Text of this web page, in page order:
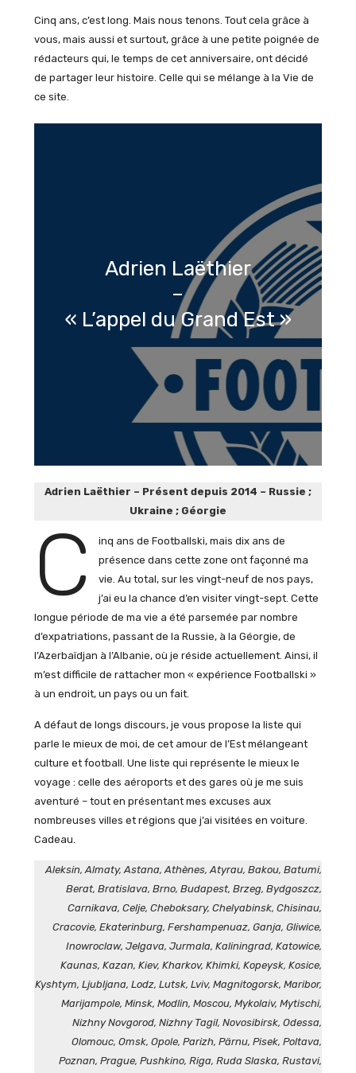
Cinq ans, c’est long. Mais nous tenons. Tout cela grâce à
vous, mais aussi et surtout, grâce à une petite poignée de
rédacteurs qui, le temps de cet anniversaire, ont décidé
de partager leur histoire. Celle qui se mélange à la Vie de
ce site.
Adrien Laëthier
–
« L’appel du Grand Est »
Adrien Laëthier – Présent depuis 2014 – Russie ;
Ukraine ; Géorgie
C
inq ans de Footballski, mais dix ans de
présence dans cette zone ont façonné ma
vie. Au total, sur les vingt-neuf de nos pays,
j’ai eu la chance d’en visiter vingt-sept. Cette
longue période de ma vie a été parsemée par nombre
d’expatriations, passant de la Russie, à la Géorgie, de
l’Azerbaïdjan à l’Albanie, où je réside actuellement. Ainsi, il
m’est difficile de rattacher mon « expérience Footballski »
à un endroit, un pays ou un fait.
A défaut de longs discours, je vous propose la liste qui
parle le mieux de moi, de cet amour de l’Est mélangeant
culture et football. Une liste qui représente le mieux le
voyage : celle des aéroports et des gares où je me suis
aventuré – tout en présentant mes excuses aux
nombreuses villes et régions que j’ai visitées en voiture.
Cadeau.
Aleksin, Almaty, Astana, Athènes, Atyrau, Bakou, Batumi,
Berat, Bratislava, Brno, Budapest, Brzeg, Bydgoszcz,
Carnikava, Celje, Cheboksary, Chelyabinsk, Chisinau,
Cracovie, Ekaterinburg, Fershampenuaz, Ganja, Gliwice,
Inowroclaw, Jelgava, Jurmala, Kaliningrad, Katowice,
Kaunas, Kazan, Kiev, Kharkov, Khimki, Kopeysk, Kosice,
Kyshtym, Ljubljana, Lodz, Lutsk, Lviv, Magnitogorsk, Maribor,
Marijampole, Minsk, Modlin, Moscou, Mykolaiv, Mytischi,
Nizhny Novgorod, Nizhny Tagil, Novosibirsk, Odessa,
Olomouc, Omsk, Opole, Parizh, Pärnu, Pisek, Poltava,
Poznan, Prague, Pushkino, Riga, Ruda Slaska, Rustavi,